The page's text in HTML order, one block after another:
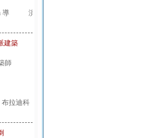
導 演：
建築
師
拉迪科